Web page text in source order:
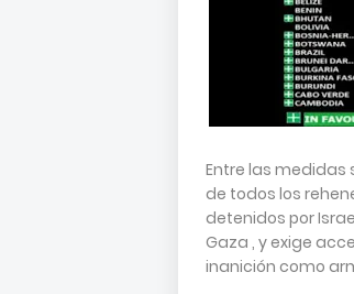
Entre las medidas
de todos los
detenidos por
Gaza , y exige
inanición como